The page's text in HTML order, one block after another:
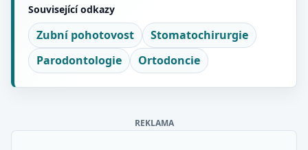
Související odkazy
Zubní pohotovost
Stomatochirurgie
Parodontologie
Ortodoncie
REKLAMA